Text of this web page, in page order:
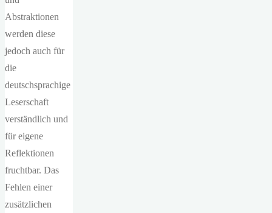
Abstraktionen
werden diese
jedoch auch für
die
deutschsprachige
Leserschaft
verständlich und
für eigene
Reflektionen
fruchtbar. Das
Fehlen einer
zusätzlichen